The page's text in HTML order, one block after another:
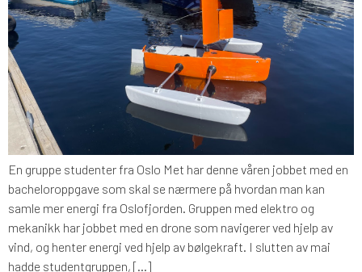
En gruppe studenter fra Oslo Met har denne våren jobbet med en
bacheloroppgave som skal se nærmere på hvordan man kan
samle mer energi fra Oslofjorden. Gruppen med elektro og
mekanikk har jobbet med en drone som navigerer ved hjelp av
vind, og henter energi ved hjelp av bølgekraft. I slutten av mai
hadde studentgruppen, […]